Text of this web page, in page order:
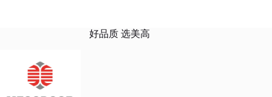
好品质 选美高